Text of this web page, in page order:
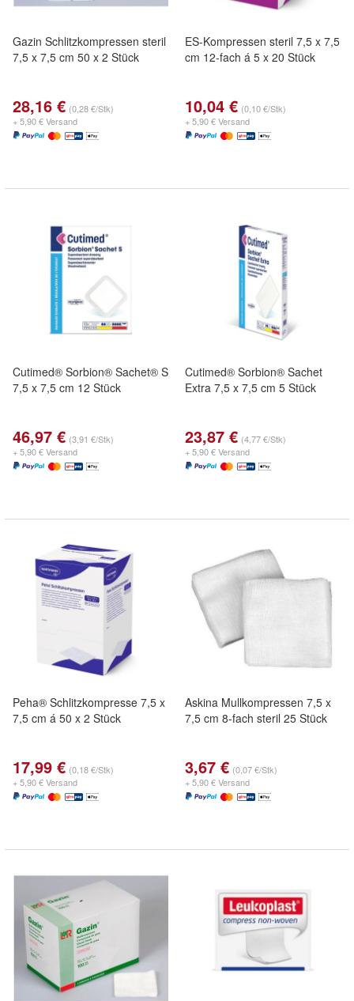
Gazin Schlitzkompressen steril
7,5 x 7,5 cm 50 x 2 Stück
28,16 € (0,28 €/Stk)
+ 5,90 € Versand
ES-Kompressen steril 7,5 x 7,5
cm 12-fach á 5 x 20 Stück
10,04 € (0,10 €/Stk)
+ 5,90 € Versand
Cutimed® Sorbion® Sachet® S
7,5 x 7,5 cm 12 Stück
46,97 € (3,91 €/Stk)
+ 5,90 € Versand
Cutimed® Sorbion® Sachet
Extra 7,5 x 7,5 cm 5 Stück
23,87 € (4,77 €/Stk)
+ 5,90 € Versand
Peha® Schlitzkompresse 7,5 x
7,5 cm á 50 x 2 Stück
17,99 € (0,18 €/Stk)
+ 5,90 € Versand
Askina Mullkompressen 7,5 x
7,5 cm 8-fach steril 25 Stück
3,67 € (0,07 €/Stk)
+ 5,90 € Versand